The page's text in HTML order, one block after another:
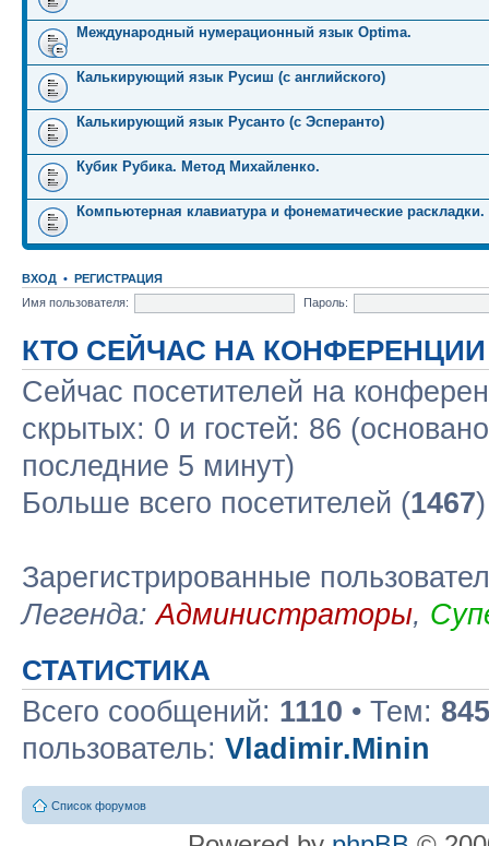
Международный нумерационный язык Optima.
Калькирующий язык Русиш (с английского)
Калькирующий язык Русанто (с Эсперанто)
Кубик Рубика. Метод Михайленко.
Компьютерная клавиатура и фонематические раскладки.
ВХОД • РЕГИСТРАЦИЯ
Имя пользователя:
Пароль:
КТО СЕЙЧАС НА КОНФЕРЕНЦИИ
Сейчас посетителей на
скрытых: 0 и гостей: 86
последние 5 минут)
Больше всего посетителей (1467
Зарегистрированные
Легенда:Администраторы,
СТАТИСТИКА
Всего сообщений: 1110 • Тем: 845
пользователь: Vladimir.Minin
Список форумов